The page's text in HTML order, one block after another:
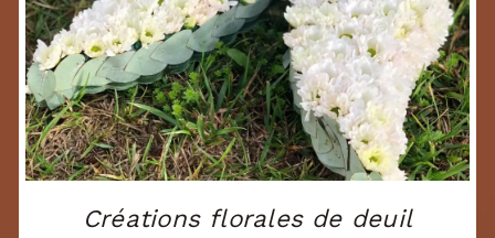
Créations florales de deuil